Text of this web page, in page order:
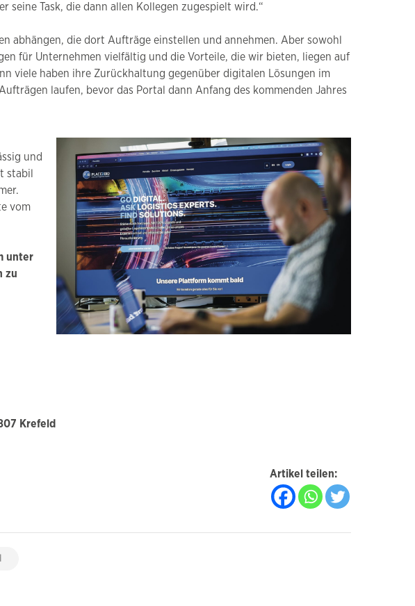
Task, die dann allen Kollegen zugespielt wird.“
abhängen, die dort Aufträge einstellen und annehmen. Aber sowohl
für Unternehmen vielfältig und die Vorteile, die wir bieten, liegen auf
viele haben ihre Zurückhaltung gegenüber digitalen Lösungen im
laufen, bevor das Portal dann Anfang des kommenden Jahres
und
stabil
vom
unter
zu
Krefeld
Artikel teilen: